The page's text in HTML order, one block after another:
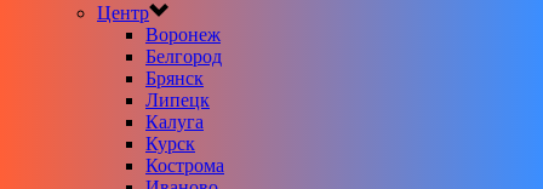
Центр
Воронеж
Белгород
Брянск
Липецк
Калуга
Курск
Кострома